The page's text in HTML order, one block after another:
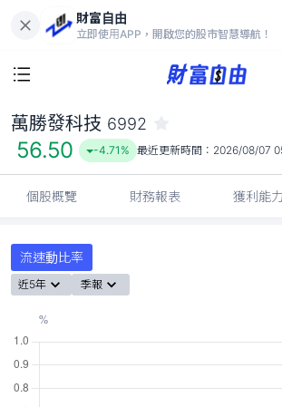
財富自由
立即使用APP，開啟您的股市智慧導航！
56.50
-4.71%
萬勝發科技 6992
56.50 -4.71% 最近更新時間： 2026/08/07
個股概覽 財務報表 獲利能力
流速動比率
近5年 季報